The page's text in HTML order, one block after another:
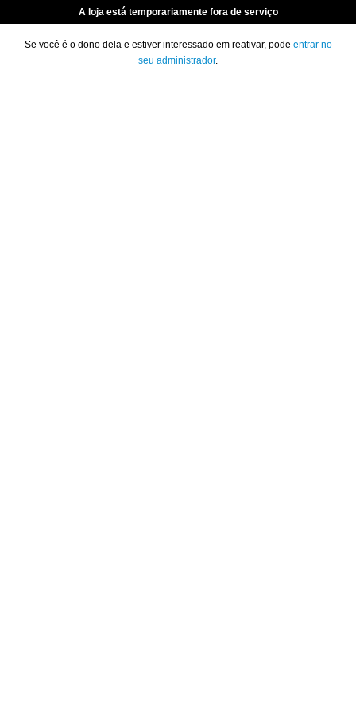
A loja está temporariamente fora de serviço
Se você é o dono dela e estiver interessado em reativar, pode entrar no
seu administrador.